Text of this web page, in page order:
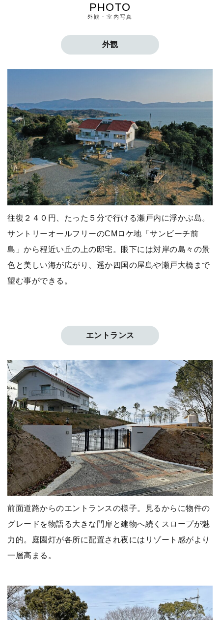
PHOTO
外観・室内写真
外観
往復２４０円、たった５分で行ける瀬戸内に浮かぶ島。
サントリーオールフリーのCMロケ地「サンビーチ前
島」から程近い丘の上の邸宅。眼下には対岸の島々の景
色と美しい海が広がり、遥か四国の屋島や瀬戸大橋まで
望む事ができる。
エントランス
前面道路からのエントランスの様子。見るからに物件の
グレードを物語る大きな門扉と建物へ続くスロープが魅
力的。庭園灯が各所に配置され夜にはリゾート感がより
一層高まる。